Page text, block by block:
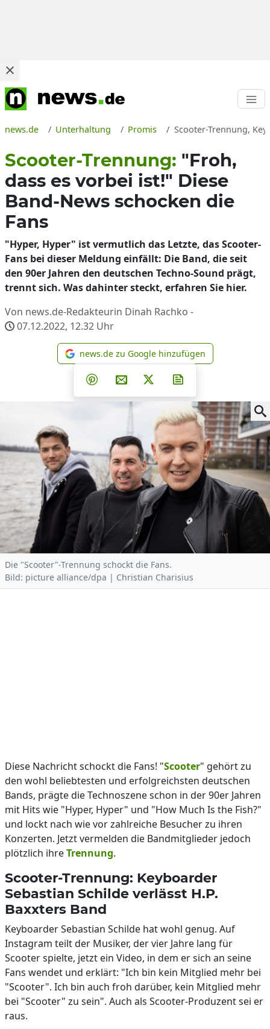
news.de Unterhaltung Promis Scooter-Trennung,
Scooter-Trennung: "Froh,
dass es vorbei ist!" Diese
Band-News schocken die
Fans
"Hyper, Hyper" ist vermutlich das Letzte, das Scooter-
Fans bei dieser Meldung einfällt: Die Band, die seit
den 90er Jahren den deutschen Techno-Sound prägt,
trennt sich. Was dahinter steckt, erfahren Sie hier.
Von news.de-Redakteurin Dinah Rachko -
07.12.2022, 12.32 Uhr
news.de zu Google
news.de zu Google hinzufügen
Teilen auf Facebook
Teilen auf Whatsapp
Teilen auf Telegram
Teilen auf Pinterest
Per E-Mail teilen
Post auf X
Die "Scooter"-Trennung schockt die Fans.
Bild: picture alliance/dpa | Christian Charisius
Diese Nachricht schockt die Fans! "Scooter" gehört zu
den wohl beliebtesten und erfolgreichsten deutschen
Bands, prägte die Technoszene schon in der 90er Jahren
mit Hits wie "Hyper, Hyper" und "How Much Is the Fish?"
und lockt nach wie vor zahlreiche Besucher zu ihren
Konzerten. Jetzt vermelden die Bandmitglieder jedoch
plötzlich ihreTrennung.
Scooter-Trennung: Keyboarder
Sebastian Schilde verlässt H.P.
Baxxters Band
Keyboarder Sebastian Schilde hat wohl genug. Auf
Instagram teilt der Musiker, der vier Jahre lang für
Scooter spielte, jetzt ein Video, in dem er sich an seine
Fans wendet und erklärt: "Ich bin kein Mitglied mehr bei
"Scooter". Ich bin auch froh darüber, kein Mitglied mehr
bei "Scooter" zu sein". Auch als Scooter-Produzent sei er
raus.